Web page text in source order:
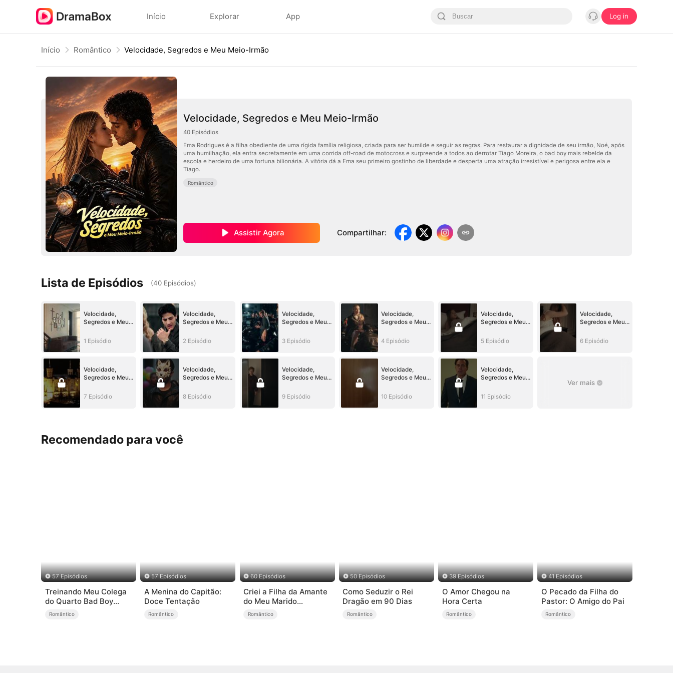
Início Explorar App Log in
Início Romântico Velocidade, Segredos e Meu Meio-Irmão
Velocidade, Segredos e Meu Meio-Irmão
40 Episódios
Ema Rodrigues é a filha obediente de uma rígida família religiosa, criada para ser humilde e seguir as regras. Para restaurar a dignidade de seu irmão, Noé, após
uma humilhação, ela entra secretamente em uma corrida off-road de motocross e surpreende a todos ao derrotar Tiago Moreira, o bad boy mais rebelde da
escola e herdeiro de uma fortuna bilionária. A vitória dá a Ema seu primeiro gostinho de liberdade e desperta uma atração irresistível e perigosa entre ela e
Tiago.
Romântico
Assistir Agora Compartilhar:
Lista de Episódios (40 Episódios)
Velocidade,
Segredos e Meu
1 Episódio
Velocidade,
Segredos e Meu
2 Episódio
Velocidade,
Segredos e Meu
3 Episódio
Velocidade,
Segredos e Meu
4 Episódio
Velocidade,
Segredos e Meu
5 Episódio
Velocidade,
Segredos e Meu
6 Episódio
Velocidade,
Segredos e Meu
7 Episódio
Velocidade,
Segredos e Meu
8 Episódio
Velocidade,
Segredos e Meu
9 Episódio
Velocidade,
Segredos e Meu
10 Episódio
Velocidade,
Segredos e Meu
11 Episódio
Ver mais
Recomendado para você
57 Episódios
Treinando Meu Colega
do Quarto Bad Boy
(Dublado)
Romântico
57 Episódios
A Menina do Capitão:
Doce Tentação
Romântico
60 Episódios
Criei a Filha da Amante
do Meu Marido
(Dublado)
Romântico
50 Episódios
Como Seduzir o Rei
Dragão em 90 Dias
Romântico
39 Episódios
O Amor Chegou na
Hora Certa
Romântico
41 Episódios
O Pecado da Filha do
Pastor: O Amigo do Pai
Romântico